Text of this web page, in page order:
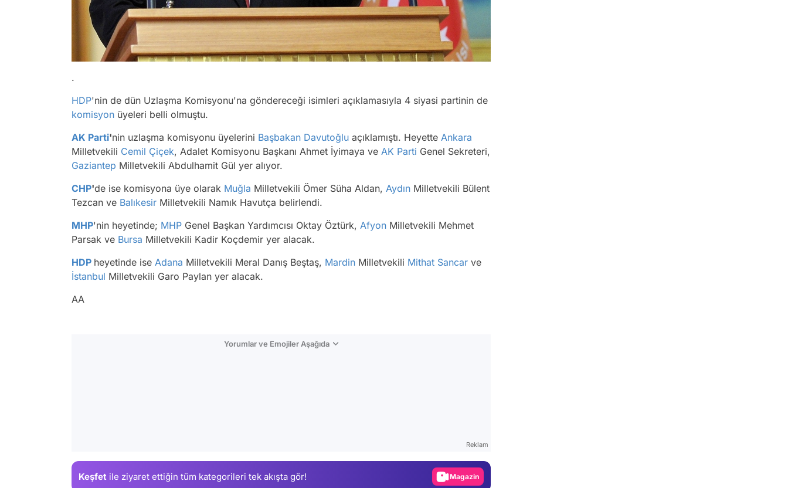
.
HDP'nin de dün Uzlaşma Komisyonu'na göndereceği isimleri açıklamasıyla 4 siyasi partinin de
komisyon üyeleri belli olmuştu.
AK Parti'nin uzlaşma komisyonu üyelerini Başbakan Davutoğlu açıklamıştı. Heyette Ankara
Milletvekili Cemil Çiçek, Adalet Komisyonu Başkanı Ahmet İyimaya ve AK Parti Genel Sekreteri,
Gaziantep Milletvekili Abdulhamit Gül yer alıyor.
CHP'de ise komisyona üye olarak Muğla Milletvekili Ömer Süha Aldan, Aydın Milletvekili Bülent
Tezcan ve Balıkesir Milletvekili Namık Havutça belirlendi.
MHP'nin heyetinde; MHP Genel Başkan Yardımcısı Oktay Öztürk, Afyon Milletvekili Mehmet
Parsak ve Bursa Milletvekili Kadir Koçdemir yer alacak.
HDP heyetinde ise Adana Milletvekili Meral Danış Beştaş, Mardin Milletvekili Mithat Sancar ve
İstanbul Milletvekili Garo Paylan yer alacak.
AA
Yorumlar ve Emojiler Aşağıda
Reklam
Keşfet ile ziyaret ettiğin tüm kategorileri tek akışta gör!
Gündem
Magazin
Video